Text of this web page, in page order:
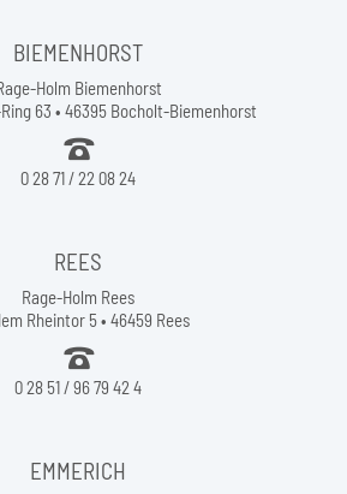
BIEMENHORST
Holm Biemenhorst
63 • 46395 Bocholt-Biemenhorst
0 28 71 / 22 08 24
REES
Rage-Holm Rees
Rheintor 5 • 46459 Rees
0 28 51 / 96 79 42 4
EMMERICH